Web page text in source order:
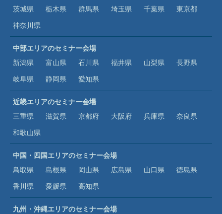
茨城県
栃木県 群馬県 埼玉県 千葉県
東京都
神奈川県
中部エリアのセミナー会場
新潟県
富山県 石川県 福井県 山梨県
長野県
岐阜県
静岡県 愛知県
近畿エリアのセミナー会場
三重県
滋賀県 京都府 大阪府 兵庫県
奈良県
和歌山県
中国・四国エリアのセミナー会場
鳥取県
島根県 岡山県 広島県 山口県
徳島県
香川県
愛媛県 高知県
九州・沖縄エリアのセミナー会場